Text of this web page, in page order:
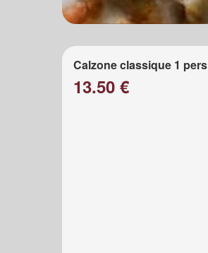
Calzone classique 1 pers
13.50 €